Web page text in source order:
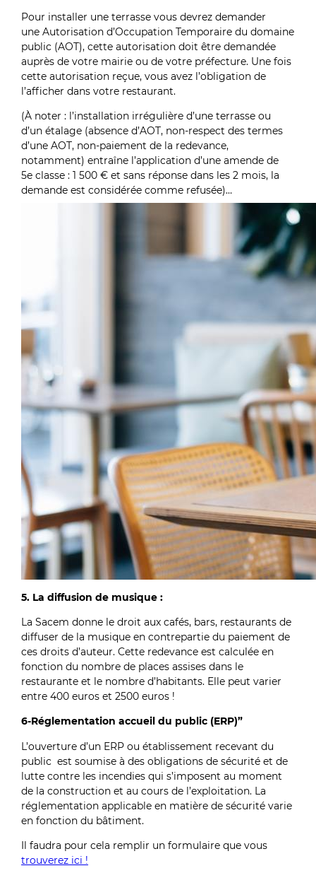
Pour installer une terrasse vous devrez demander
une Autorisation d’Occupation Temporaire du domaine
public (AOT), cette autorisation doit être demandée
auprès de votre mairie ou de votre préfecture. Une fois
cette autorisation reçue, vous avez l’obligation de
l’afficher dans votre restaurant.
(À noter : l’installation irrégulière d’une terrasse ou
d’un étalage (absence d’AOT, non-respect des termes
d’une AOT, non-paiement de la redevance,
notamment) entraîne l’application d’une amende de
5e classe : 1 500 € et sans réponse dans les 2 mois, la
demande est considérée comme refusée)…
5. La diffusion de musique :
La Sacem donne le droit aux cafés, bars, restaurants de
diffuser de la musique en contrepartie du paiement de
ces droits d’auteur. Cette redevance est calculée en
fonction du nombre de places assises dans le
restaurante et le nombre d’habitants. Elle peut varier
entre 400 euros et 2500 euros !
6-Réglementation accueil du public (ERP)”
L’ouverture d’un ERP ou établissement recevant du
public est soumise à des obligations de sécurité et de
lutte contre les incendies qui s’imposent au moment
de la construction et au cours de l’exploitation. La
réglementation applicable en matière de sécurité varie
en fonction du bâtiment.
Il faudra pour cela remplir un formulaire que vous
trouverez ici !